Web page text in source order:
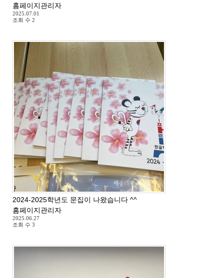
홈페이지관리자
2025.07.01
조회 수 2
2024-2025학년도 문집이 나왔습니다 ^^
홈페이지관리자
2025.06.27
조회 수 3